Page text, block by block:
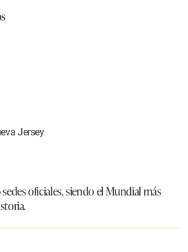
Jersey
sedes oficiales, siendo el Mundial más